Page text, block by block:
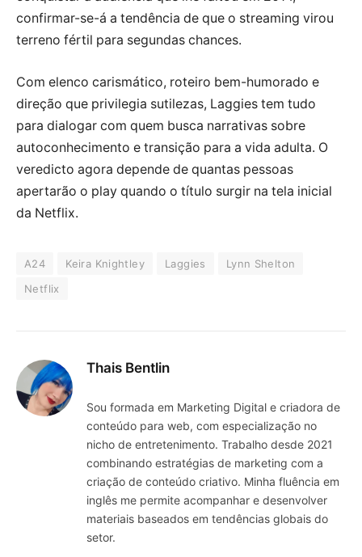
confirmar-se-á a tendência de que o streaming virou
terreno fértil para segundas chances.
Com elenco carismático, roteiro bem-humorado e
direção que privilegia sutilezas, Laggies tem tudo
para dialogar com quem busca narrativas sobre
autoconhecimento e transição para a vida adulta. O
veredicto agora depende de quantas pessoas
apertarão o play quando o título surgir na tela inicial
da Netflix.
A24 Keira Knightley Laggies
Lynn Shelton
Netflix
Thais Bentlin
Sou formada em Marketing Digital e criadora de
conteúdo para web, com especialização no
nicho de entretenimento. Trabalho desde 2021
combinando estratégias de marketing com a
criação de conteúdo criativo. Minha fluência em
inglês me permite acompanhar e desenvolver
materiais baseados em tendências globais do
setor.